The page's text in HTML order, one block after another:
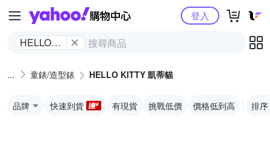
Yahoo購物中心
HELLO
蒂貓
登入
童錶/造型錶 HELLO KITTY 凱蒂貓
品牌 快速到貨 有現貨 挑戰低價 價格低到高 排序